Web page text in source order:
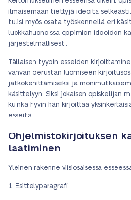
ilmaisemaan tiettyjä ideoita
tulisi myös osata työskennellä eri
luokkahuoneissa oppimien ideoiden
järjestelmällisesti.
Tällaisen tyypin esseiden
vahvan perustan luomiseen
jatkokehittämiseksi ja
käsittelyyn. Siksi jokaisen opiskelijan
kuinka hyvin hän kirjoittaa
esseitä.
Ohjelmistokirjoituksen
laatiminen
Yleinen rakenne viisiosaisessa
Esittelyparagrafi